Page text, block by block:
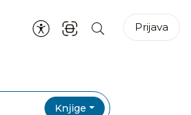
Prijava
Knjige